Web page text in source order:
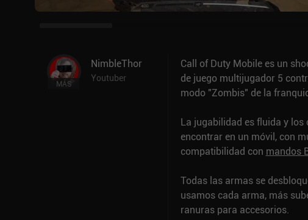
MÁS
NimbleThor
Youtuber
Call of Duty Mobile es un
de juego multijugador 5
modo "Zombis" de la
La jugabilidad es fluida y los
encontrar en un móvil, con
compatibilidad con mandos
Todas las armas se
usamos cada arma, más
ranuras para accesorios.